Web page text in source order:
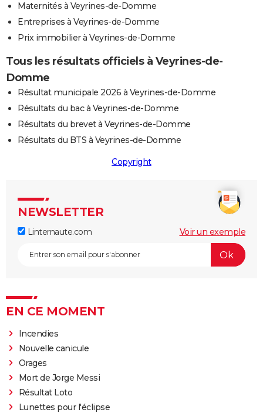
Maternités à Veyrines-de-Domme
Entreprises à Veyrines-de-Domme
Prix immobilier à Veyrines-de-Domme
Tous les résultats officiels à Veyrines-de-
Domme
Résultat municipale 2026 à Veyrines-de-Domme
Résultats du bac à Veyrines-de-Domme
Résultats du brevet à Veyrines-de-Domme
Résultats du BTS à Veyrines-de-Domme
Copyright
NEWSLETTER
Linternaute.com Voir un exemple
EN CE MOMENT
Incendies
Nouvelle canicule
Orages
Mort de Jorge Messi
Résultat Loto
Lunettes pour l'éclipse